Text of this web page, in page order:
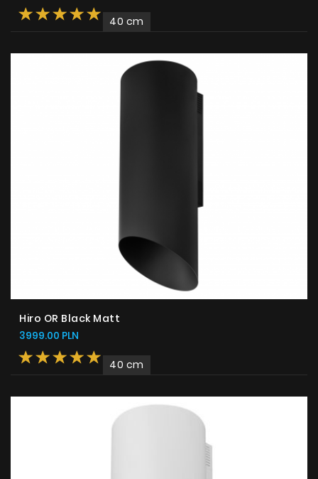
40 cm
Hiro OR Black Matt
3999.00 PLN
40 cm